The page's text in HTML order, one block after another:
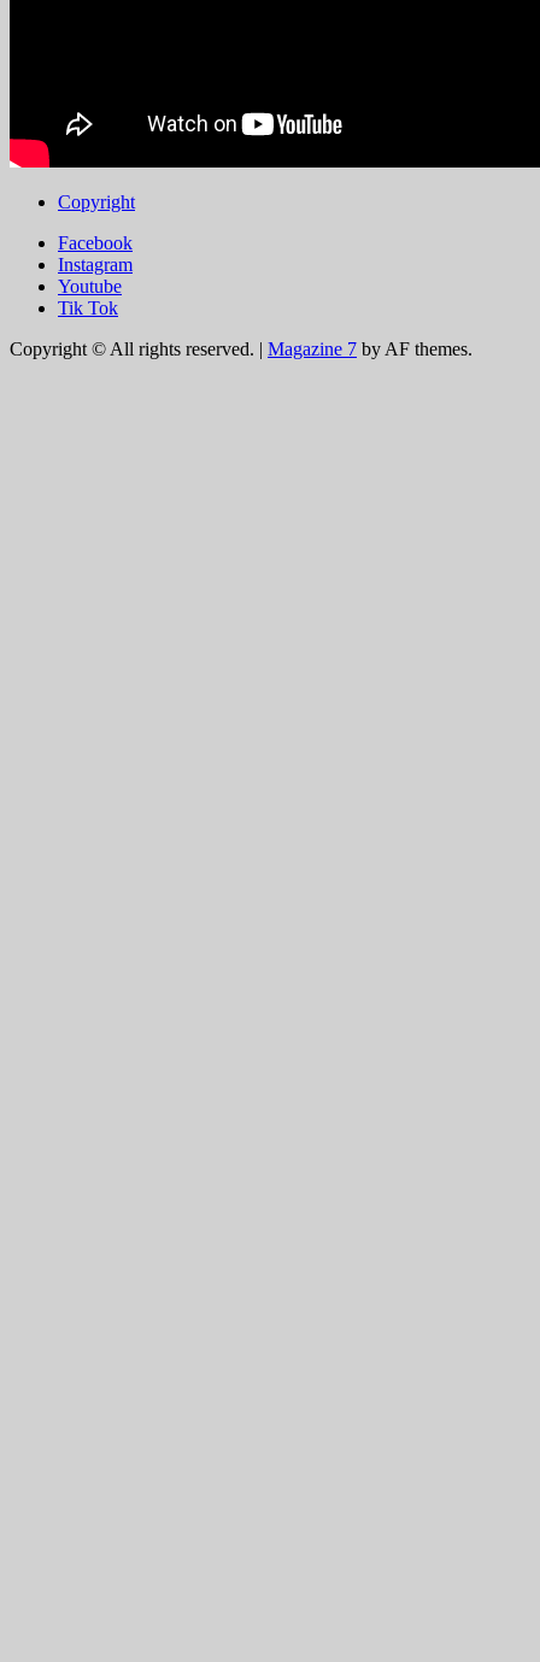
Copyright
Facebook
Instagram
Youtube
Tik Tok
Copyright © All rights reserved. | Magazine 7 by AF themes.